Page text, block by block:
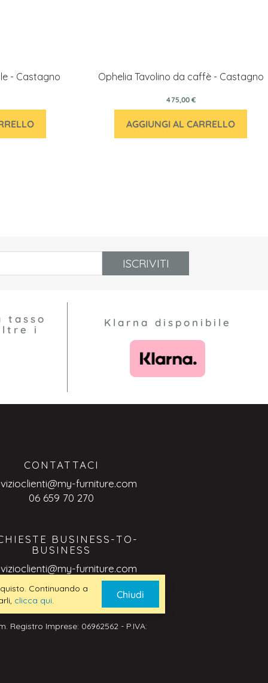
- Castagno Ophelia Tavolino da caffè - Castagno
475,00 €
AGGIUNGI AL CARRELLO
ISCRIVITI
tasso
i
Klarna disponibile
CONTATTACI
furniture.com
06 659 70 270
BUSINESS-TO-
BUSINESS
furniture.com
Registro Imprese: 06962562 - P.IVA:
Continuando a
clicca qui Chiudi